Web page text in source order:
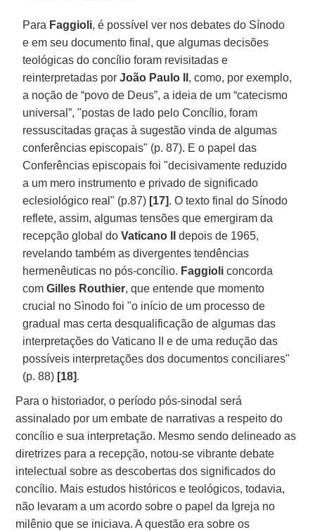
Para Faggioli, é possível ver nos debates do Sínodo
e em seu documento final, que algumas decisões
teológicas do concílio foram revisitadas e
reinterpretadas por João Paulo II , como, por exemplo,
a noção de “povo de Deus”, a ideia de um “catecismo
universal”, "postas de lado pelo Concílio, foram
ressuscitadas graças à sugestão vinda de algumas
conferências episcopais" (p. 87). E o papel das
Conferências episcopais foi "decisivamente reduzido
a um mero instrumento e privado de significado
eclesiológico real" (p.87) [17]. O texto final do Sínodo
reflete, assim, algumas tensões que emergiram da
recepção global doVaticano II
depois de 1965,
revelando também as divergentes tendências
hermenêuticas no pós-concílio. Faggioliconcorda
com Gilles Routhier, que entende que momento
crucial no Sìnodo foi "o início de um processo de
gradual mas certa desqualificação de algumas das
interpretações do Vaticano II e de uma redução das
possíveis interpretações dos documentos conciliares"
(p. 88) [18].
Para o historiador, o período pós-sinodal será
assinalado por um embate de narrativas a respeito do
concílio e sua interpretação. Mesmo sendo delineado as
diretrizes para a recepção, notou-se vibrante debate
intelectual sobre as descobertas dos significados do
concílio. Mais estudos históricos e teológicos, todavia,
não levaram a um acordo sobre o papel da Igreja no
milênio que se iniciava. A questão era sobre os